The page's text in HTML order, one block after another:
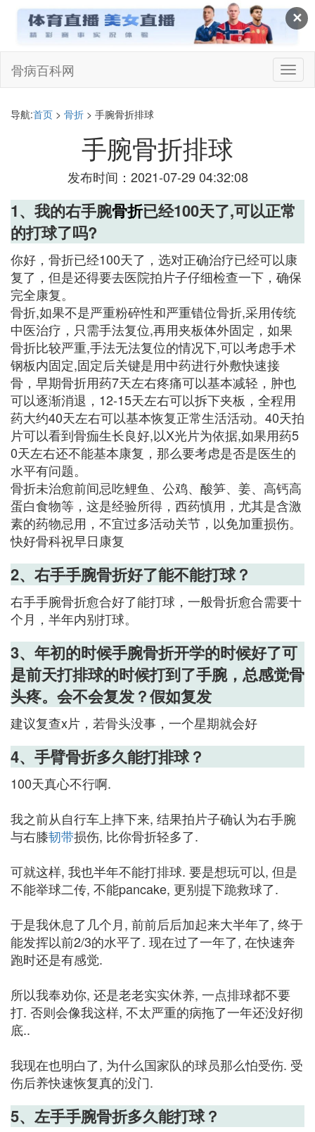
✕
切
换
骨病百科网
导航:首页 > 骨折 > 手腕骨折排球
手腕骨折排球
发布时间：2021-07-29 04:32:08
1、我的右手腕骨折已经100天了,可以正常
的打球了吗?
你好，骨折已经100天了，选对正确治疗已经可以康
复了，但是还得要去医院拍片子仔细检查一下，确保
完全康复。
骨折,如果不是严重粉碎性和严重错位骨折,采用传统
中医治疗，只需手法复位,再用夹板体外固定，如果
骨折比较严重,手法无法复位的情况下,可以考虑手术
钢板内固定,固定后关键是用中药进行外敷快速接
骨，早期骨折用药7天左右疼痛可以基本减轻，肿也
可以逐渐消退，12-15天左右可以拆下夹板，全程用
药大约40天左右可以基本恢复正常生活活动。40天拍
片可以看到骨痂生长良好,以X光片为依据,如果用药5
0天左右还不能基本康复，那么要考虑是否是医生的
水平有问题。
骨折未治愈前间忌吃鲤鱼、公鸡、酸笋、姜、高钙高
蛋白食物等，这是经验所得，西药慎用，尤其是含激
素的药物忌用，不宜过多活动关节，以免加重损伤。
快好骨科祝早日康复
2、右手手腕骨折好了能不能打球？
右手手腕骨折愈合好了能打球，一般骨折愈合需要十
个月，半年内别打球。
3、年初的时候手腕骨折开学的时候好了可
是前天打排球的时候打到了手腕，总感觉骨
头疼。会不会复发？假如复发
建议复查x片，若骨头没事，一个星期就会好
4、手臂骨折多久能打排球？
100天真心不行啊.
我之前从自行车上摔下来, 结果拍片子确认为右手腕
与右膝韧带损伤, 比你骨折轻多了.
可就这样, 我也半年不能打排球. 要是想玩可以, 但是
不能举球二传, 不能pancake, 更别提下跪救球了.
于是我休息了几个月, 前前后后加起来大半年了, 终于
能发挥以前2/3的水平了. 现在过了一年了, 在快速奔
跑时还是有感觉.
所以我奉劝你, 还是老老实实休养, 一点排球都不要
打. 否则会像我这样, 不太严重的病拖了一年还没好彻
底..
我现在也明白了, 为什么国家队的球员那么怕受伤. 受
伤后养快速恢复真的没门.
5、左手手腕骨折多久能打球？